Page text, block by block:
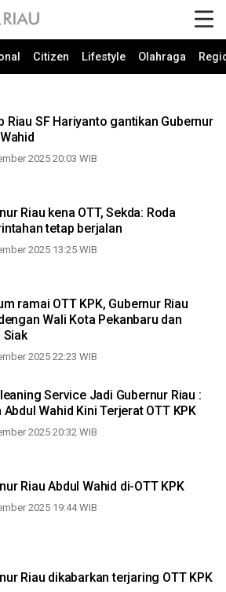
Citizen Lifestyle Olahraga
Riau SF Hariyanto gantikan Gubernur
2025 20:03 WIB
Riau kena OTT, Sekda: Roda
tetap berjalan
2025 13:25 WIB
ramai OTT KPK, Gubernur Riau
Wali Kota Pekanbaru dan
Siak
2025 22:23 WIB
Service Jadi Gubernur Riau :
Abdul Wahid Kini Terjerat OTT KPK
2025 20:32 WIB
Riau Abdul Wahid di-OTT KPK
2025 19:44 WIB
Riau dikabarkan terjaring OTT KPK